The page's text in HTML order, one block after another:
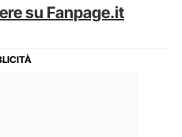
su Fanpage.it